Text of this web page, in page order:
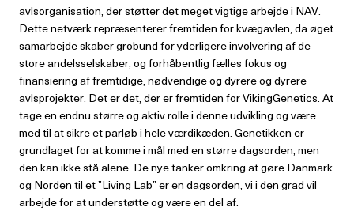
avlsorganisation, der støtter det meget vigtige arbejde i NAV.
Dette netværk repræsenterer fremtiden for kvægavlen, da øget
samarbejde skaber grobund for yderligere involvering af de
store andelsselskaber, og forhåbentlig fælles fokus og
finansiering af fremtidige, nødvendige og dyrere og dyrere
avlsprojekter. Det er det, der er fremtiden for VikingGenetics. At
tage en endnu større og aktiv rolle i denne udvikling og være
med til at sikre et parløb i hele værdikæden. Genetikken er
grundlaget for at komme i mål med en større dagsorden, men
den kan ikke stå alene. De nye tanker omkring at gøre Danmark
og Norden til et ”Living Lab” er en dagsorden, vi i den grad vil
arbejde for at understøtte og være en del af.